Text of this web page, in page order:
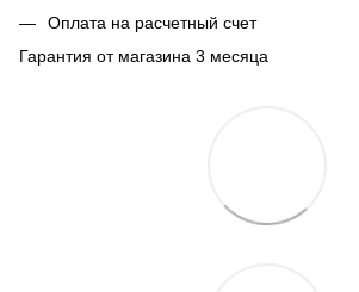
Оплата на расчетный счет
Гарантия от магазина 3 месяца